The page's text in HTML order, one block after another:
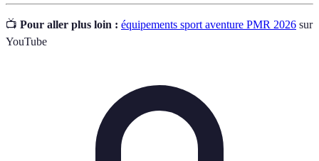
📺 Pour aller plus loin : équipements sport aventure PMR 2026 sur
YouTube